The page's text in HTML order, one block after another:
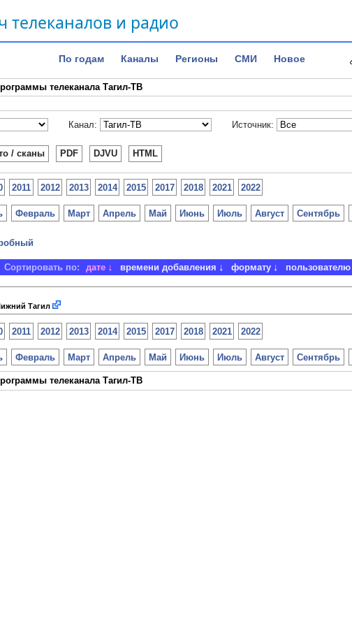
телеканалов и радио
По годам Каналы Регионы СМИ Новое
телеканала Тагил-ТВ
Канал: Источник:
/ сканы PDF DJVU HTML
2011 2012 2013 2014 2015 2017 2018 2021 2022
Февраль Март Апрель Май Июнь Июль Август Сентябрь
Сортировать по: дате времени добавления формату пользователю
Тагил
2011 2012 2013 2014 2015 2017 2018 2021 2022
Февраль Март Апрель Май Июнь Июль Август Сентябрь
телеканала Тагил-ТВ